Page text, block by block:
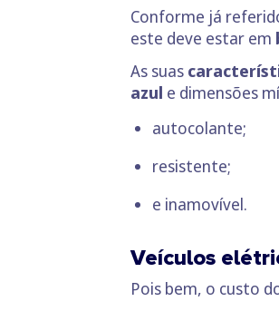
Conforme já
este deve estar em
As suas
azul e dimensões
autocolante;
resistente;
e inamovível.
Veículos
Pois bem, o custo